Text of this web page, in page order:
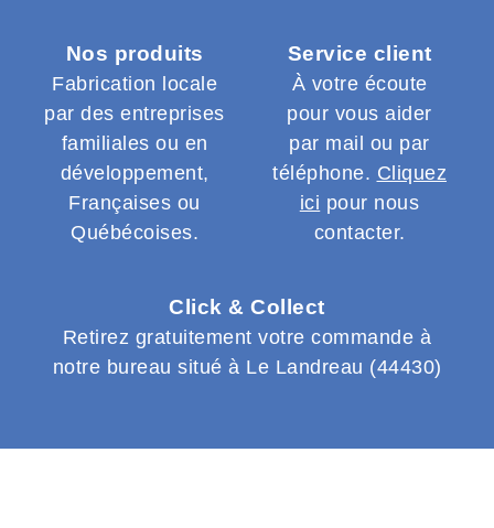
Nos produits
Fabrication locale
par des entreprises
familiales ou en
développement,
Françaises ou
Québécoises.
Service client
À votre écoute
pour vous aider
par mail ou par
téléphone. Cliquez
ici pour nous
contacter.
Click & Collect
Retirez gratuitement votre commande à
notre bureau situé à Le Landreau (44430)